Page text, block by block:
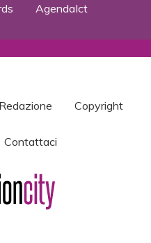
AgendaIct
Redazione Copyright
Contattaci